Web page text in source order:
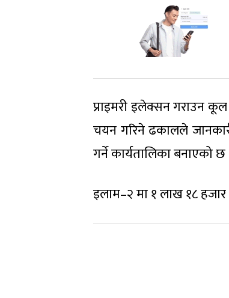
प्राइमरी इलेक्सन गराउन
चयन गरिने ढकालले
गर्ने कार्यतालिका बनाएको छ
इलाम–२ मा १ लाख १८